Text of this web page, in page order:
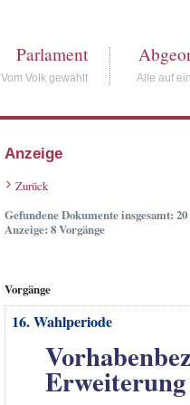
Parlament
Vom Volk gewählt Alle auf
Anzeige
Zurück
Gefundene Dokumente insgesamt: 20
Anzeige: 8 Vorgänge
Vorgänge
16. Wahlperiode
Erweiterung